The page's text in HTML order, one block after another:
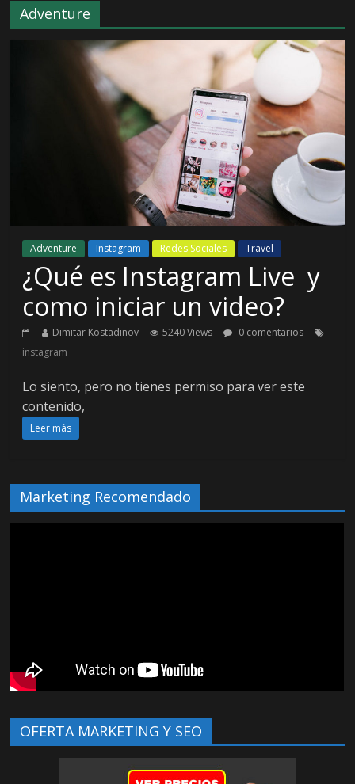
Adventure
Adventure Instagram Redes Sociales Travel
¿Qué es Instagram Live y
como iniciar un video?
Dimitar Kostadinov 5240 Views
0 comentarios
instagram
Lo siento, pero no tienes permiso para ver este
contenido,
Leer más
Marketing Recomendado
OFERTA MARKETING Y SEO